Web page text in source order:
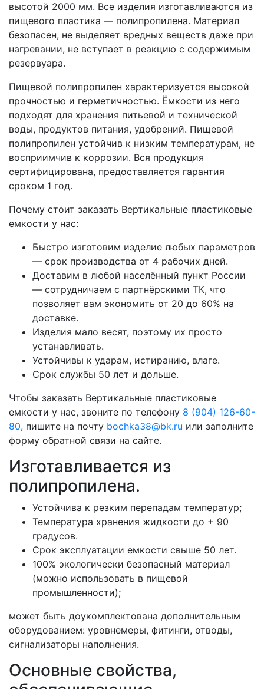
высотой 2000 мм. Все изделия изготавливаются из
пищевого пластика — полипропилена. Материал
безопасен, не выделяет вредных веществ даже при
нагревании, не вступает в реакцию с содержимым
резервуара.
Пищевой полипропилен характеризуется высокой
прочностью и герметичностью. Ёмкости из него
подходят для хранения питьевой и технической
воды, продуктов питания, удобрений. Пищевой
полипропилен устойчив к низким температурам, не
восприимчив к коррозии. Вся продукция
сертифицирована, предоставляется гарантия
сроком 1 год.
Почему стоит заказать Вертикальные пластиковые
емкости у нас:
Быстро изготовим изделие любых параметров
— срок производства от 4 рабочих дней.
Доставим в любой населённый пункт России
— сотрудничаем с партнёрскими ТК, что
позволяет вам экономить от 20 до 60% на
доставке.
Изделия мало весят, поэтому их просто
устанавливать.
Устойчивы к ударам, истиранию, влаге.
Срок службы 50 лет и дольше.
Чтобы заказать Вертикальные пластиковые
емкости у нас, звоните по телефону 8 (904) 126-60-
80, пишите на почту bochka38@bk.ru или заполните
форму обратной связи на сайте.
Изготавливается из
полипропилена.
Устойчива к резким перепадам температур;
Температура хранения жидкости до + 90
градусов.
Срок эксплуатации емкости свыше 50 лет.
100% экологически безопасный материал
(можно использовать в пищевой
промышленности);
может быть доукомплектована дополнительным
оборудованием: уровнемеры, фитинги, отводы,
сигнализаторы наполнения.
Основные свойства,